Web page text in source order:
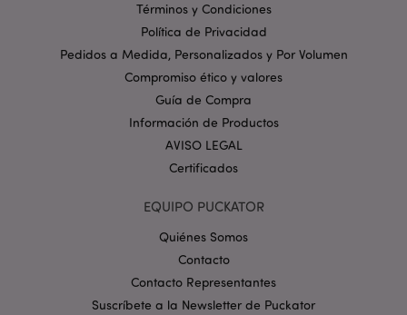
Términos y Condiciones
Política de Privacidad
Pedidos a Medida, Personalizados y Por Volumen
Compromiso ético y valores
Guía de Compra
Información de Productos
AVISO LEGAL
Certificados
EQUIPO PUCKATOR
Quiénes Somos
Contacto
Contacto Representantes
Suscríbete a la Newsletter de Puckator
Las cookies estrictamente necesarias permiten la
funcionalidad básica del sitio web, como el inicio de
sesión del usuario y la gestión de la cuenta. El sitio
web no puede funcionar correctamente sin las
cookies estrictamente necesarias.
mage-cache-storage
www.puckator.es